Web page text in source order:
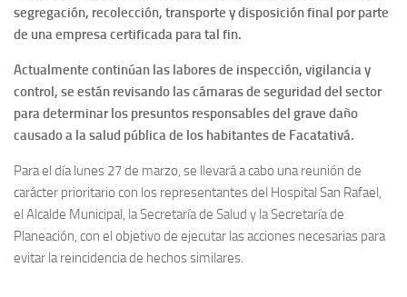
segregación, recolección, transporte y disposición final por parte
de una empresa certificada para tal fin.
Actualmente continúan las labores de inspección, vigilancia y
control, se están revisando las cámaras de seguridad del sector
para determinar los presuntos responsables del grave daño
causado a la salud pública de los habitantes de Facatativá.
Para el día lunes 27 de marzo, se llevará a cabo una reunión de
carácter prioritario con los representantes del Hospital San Rafael,
el Alcalde Municipal, la Secretaría de Salud y la Secretaría de
Planeación, con el objetivo de ejecutar las acciones necesarias para
evitar la reincidencia de hechos similares.